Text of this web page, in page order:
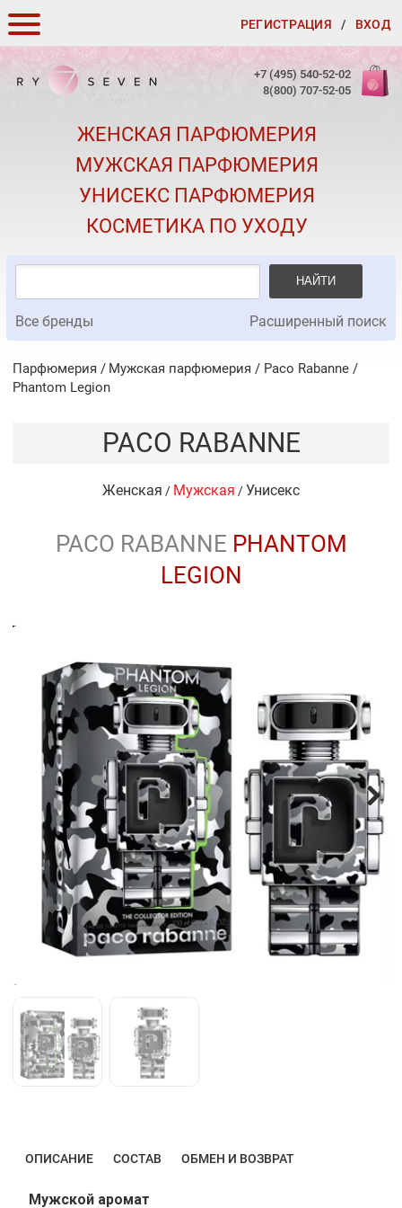
РЕГИСТРАЦИЯ / ВХОД
КАК ЗАКАЗАТЬ
СКИДКИ
КОНТАКТЫ
О КАЧЕСТВЕ
ПОДАРКИ К ЗАКАЗАМ
+7 (495) 540-52-02
8(800) 707-52-05
ЖЕНСКАЯ ПАРФЮМЕРИЯ
МУЖСКАЯ ПАРФЮМЕРИЯ
УНИСЕКС ПАРФЮМЕРИЯ
КОСМЕТИКА ПО УХОДУ
НАЙТИ
Все бренды Расширенный поиск
Парфюмерия Мужская парфюмерия / Paco Rabanne /
Phantom Legion
PACO RABANNE
Женская / Мужская /Унисекс
PACO RABANNE PHANTOM
LEGION
ОПИСАНИЕ СОСТАВ ОБМЕН И ВОЗВРАТ
Мужской аромат